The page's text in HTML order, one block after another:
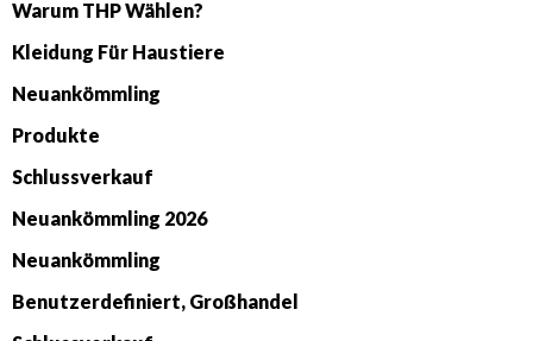
Warum THP Wählen?
Kleidung Für Haustiere
Neuankömmling
Produkte
Schlussverkauf
Neuankömmling 2026
Neuankömmling
Benutzerdefiniert, Großhandel